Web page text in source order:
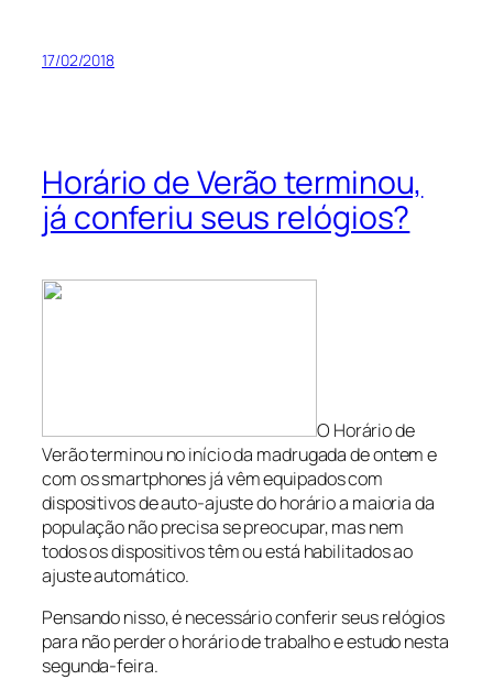
17/02/2018
Horário de Verão terminou,
já conferiu seus relógios?
O Horário de
Verão terminou no início da madrugada de ontem e
com os smartphones já vêm equipados com
dispositivos de auto-ajuste do horário a maioria da
população não precisa se preocupar, mas nem
todos os dispositivos têm ou está habilitados ao
ajuste automático.
Pensando nisso, é necessário conferir seus relógios
para não perder o horário de trabalho e estudo nesta
segunda-feira.